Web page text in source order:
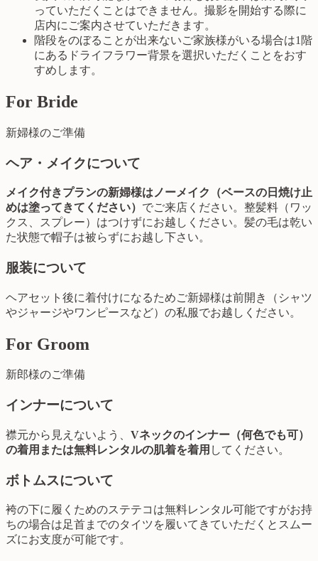
っていただくことはできません。撮影を開始する際に
店内にご案内させていただきます。
階段をのぼることが出来ないご家族様がいる場合は1階
にあるドライフラワー背景を選択いただくことをおす
すめします。
For Bride
新婦様のご準備
ヘア・メイクについて
メイク付きプランの新婦様はノーメイク（ベースの日焼け止
めは塗ってきてください） でご来店ください。整髪料（ワッ
クス、スプレー）はつけずにお越しください。髪の毛は乾い
た状態で帽子は被らずにお越し下さい。
服装について
ヘアセット後に着付けになるためご新婦様は前開き（シャツ
やジャージやワンピースなど）の私服でお越しください。
For Groom
新郎様のご準備
インナーについて
襟元から見えないよう、 Vネックのインナー（何色でも可）
の着用または無料レンタルの肌着を着用 してください。
ボトムスについて
袴の下に履くためのステテコは無料レンタル可能ですがお持
ちの場合は足首までのタイツを履いてきていただくとスムー
ズにお支度が可能です。